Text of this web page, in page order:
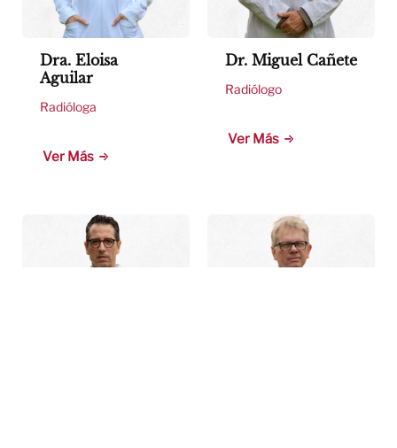
Dra. Eloisa
Aguilar
Radióloga
Ver Más
Dr. Miguel Cañete
Radiólogo
Ver Más